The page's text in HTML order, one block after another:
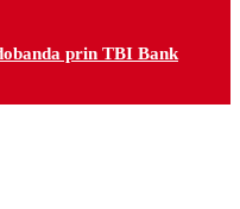
prin TBI Bank